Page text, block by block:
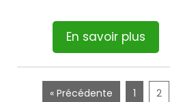
En savoir plus
« Précédente 1 2